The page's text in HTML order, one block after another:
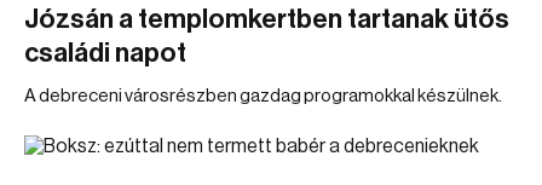
Józsán a templomkertben tartanak ütős
családi napot
A debreceni városrészben gazdag programokkal készülnek.